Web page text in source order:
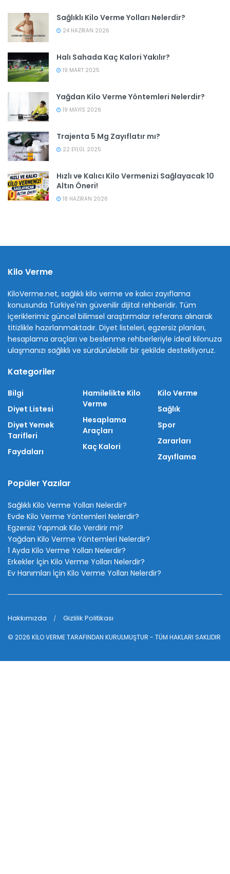
Sağlıklı Kilo Verme Yolları Nelerdir?
24 HAZIRAN 2026
Halı Sahada Kaç Kalori Yakılır?
19 MART 2025
Yağdan Kilo Verme Yöntemleri Nelerdir?
19 MAYIS 2026
Trajenta 5 Mg Zayıflatır mı?
22 EYLÜL 2025
Hızlı ve Kalıcı Kilo Vermenizi Sağlayacak 10
Altın Öneri!
18 HAZIRAN 2026
Kilo Verme
KiloVerme.net, sağlıklı kilo verme ve kalıcı zayıflama
konusunda Türkiye'nin güvenilir dijital rehberidir. Tüm
içeriklerimiz güncel bilimsel araştırmalar referans alınarak
titizlikle hazırlanmaktadır. Diyet listeleri, egzersiz planları,
hesaplama araçları ve beslenme rehberleriyle ideal kilonuza
ulaşmanızı sağlıklı ve sürdürülebilir bir şekilde destekliyoruz.
Kategoriler
Bilgi
Diyet Listesi
Diyet Yemek
Tarifleri
Faydaları
Hamilelikte Kilo
Verme
Hesaplama
Araçları
Kaç Kalori
Kilo Verme
Sağlık
Spor
Zararları
Zayıflama
Popüler Yazılar
Sağlıklı Kilo Verme Yolları Nelerdir?
Evde Kilo Verme Yöntemleri Nelerdir?
Egzersiz Yapmak Kilo Verdirir mi?
Yağdan Kilo Verme Yöntemleri Nelerdir?
1 Ayda Kilo Verme Yolları Nelerdir?
Erkekler İçin Kilo Verme Yolları Nelerdir?
Ev Hanımları İçin Kilo Verme Yolları Nelerdir?
Hakkımızda Gizlilik Politikası
© 2026 KİLO VERMETARAFINDAN KURULMUŞTUR - TÜM HAKLARI SAKLIDIR